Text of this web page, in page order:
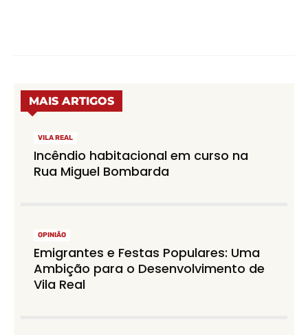
MAIS ARTIGOS
VILA REAL
Incêndio habitacional em curso na
Rua Miguel Bombarda
OPINIÃO
Emigrantes e Festas Populares: Uma
Ambição para o Desenvolvimento de
Vila Real